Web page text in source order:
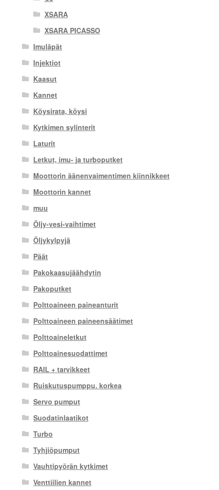
XSARA
XSARA PICASSO
Imuläpät
Injektiot
Kaasut
Kannet
Köysirata, köysi
Kytkimen sylinterit
Laturit
Letkut, imu- ja turboputket
Moottorin äänenvaimentimen kiinnikkeet
Moottorin kannet
muu
Öljy-vesi-vaihtimet
Öljykylpyjä
Päät
Pakokaasujäähdytin
Pakoputket
Polttoaineen paineanturit
Polttoaineen paineensäätimet
Polttoaineletkut
Polttoainesuodattimet
RAIL + tarvikkeet
Ruiskutuspumppu. korkea
Servo pumput
Suodatinlaatikot
Turbo
Tyhjiöpumput
Vauhtipyörän kytkimet
Venttiilien kannet